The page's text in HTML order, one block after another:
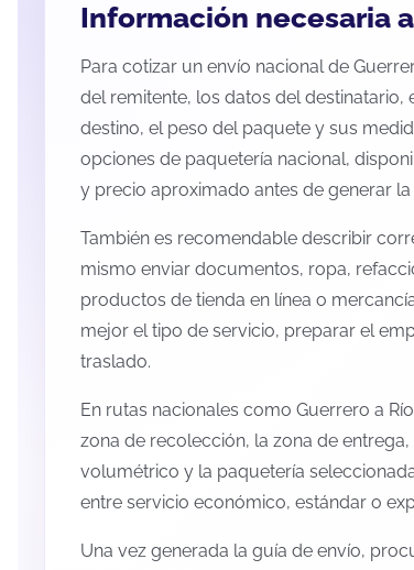
Información necesaria
Para cotizar un envío nacional de
del remitente, los datos del
destino, el peso del paquete y sus
opciones de paquetería nacional,
y precio aproximado antes de generar la
También es recomendable describir
mismo enviar documentos, ropa,
productos de tienda en línea o
mejor el tipo de servicio, preparar el
traslado.
En rutas nacionales como Guerrero a
zona de recolección, la zona de
volumétrico y la paquetería
entre servicio económico, estándar o
Una vez generada la guía de envío,